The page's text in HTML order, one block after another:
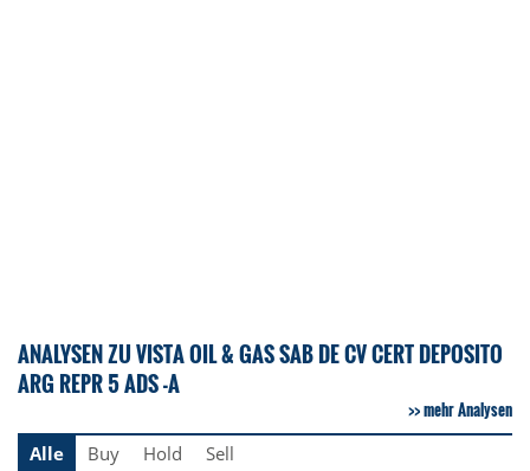
ANALYSEN ZU VISTA OIL & GAS SAB DE CV CERT DEPOSITO
ARG REPR 5 ADS -A
mehr Analysen
Alle
Buy Hold Sell